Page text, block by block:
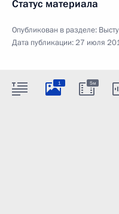
Статус материала
Опубликован в разделе:
Дата публикации:27 июля
1 5м